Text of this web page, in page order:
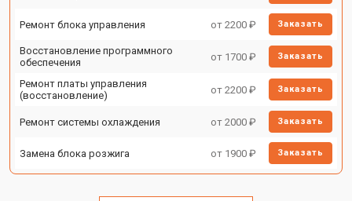
Ремонт блока управления от 2200 ₽ Заказать
Восстановление программного
обеспечения
от 1700 ₽ Заказать
Ремонт платы управления
(восстановление)
от 2200 ₽ Заказать
Ремонт системы охлаждения от 2000 ₽ Заказать
Замена блока розжига от 1900 ₽ Заказать